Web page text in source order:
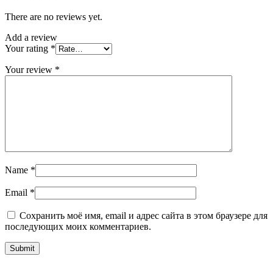
There are no reviews yet.
Add a review
Your rating *
Your review *
Name *
Email *
Сохранить моё имя, email и адрес сайта в этом браузере для
последующих моих комментариев.